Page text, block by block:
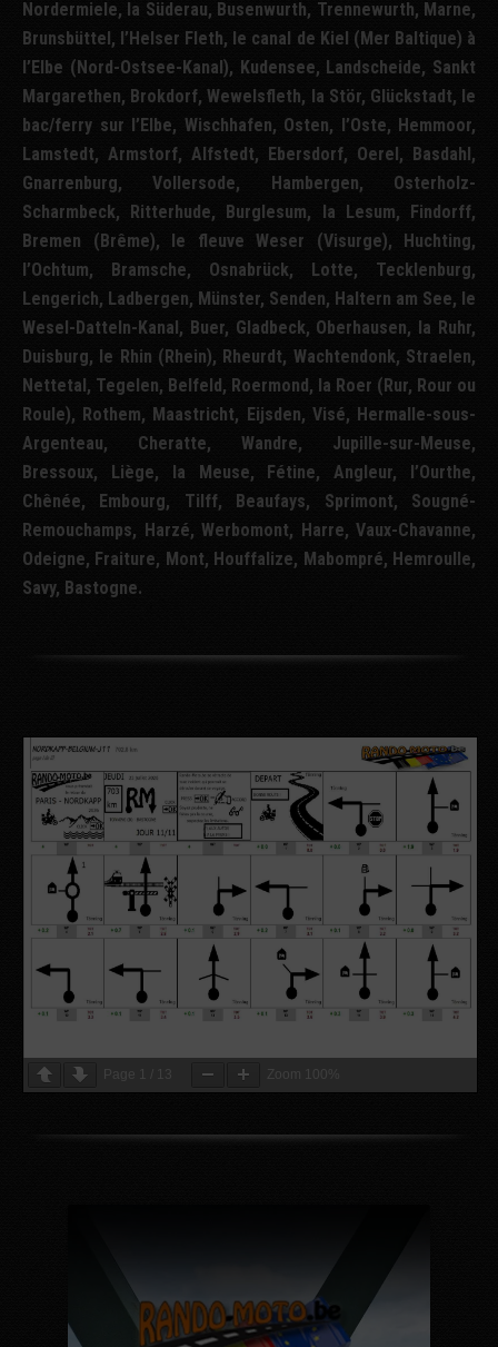
Nordermiele, la Süderau, Busenwurth, Trennewurth, Marne,
Brunsbüttel, l’Helser Fleth, le canal de Kiel (Mer Baltique) à
l’Elbe (Nord-Ostsee-Kanal), Kudensee, Landscheide, Sankt
Margarethen, Brokdorf, Wewelsfleth, la Stör, Glückstadt, le
bac/ferry sur l’Elbe, Wischhafen, Osten, l’Oste, Hemmoor,
Lamstedt, Armstorf, Alfstedt, Ebersdorf, Oerel, Basdahl,
Gnarrenburg, Vollersode, Hambergen, Osterholz-
Scharmbeck, Ritterhude, Burglesum, la Lesum, Findorff,
Bremen (Brême), le fleuve Weser (Visurge), Huchting,
l’Ochtum, Bramsche, Osnabrück, Lotte, Tecklenburg,
Lengerich, Ladbergen, Münster, Senden, Haltern am See, le
Wesel-Datteln-Kanal, Buer, Gladbeck, Oberhausen, la Ruhr,
Duisburg, le Rhin (Rhein), Rheurdt, Wachtendonk, Straelen,
Nettetal, Tegelen, Belfeld, Roermond, la Roer (Rur, Rour ou
Roule), Rothem, Maastricht, Eijsden, Visé, Hermalle-sous-
Argenteau, Cheratte, Wandre, Jupille-sur-Meuse,
Bressoux, Liège, la Meuse, Fétine, Angleur, l’Ourthe,
Chênée, Embourg, Tilff, Beaufays, Sprimont, Sougné-
Remouchamps, Harzé, Werbomont, Harre, Vaux-Chavanne,
Odeigne, Fraiture, Mont, Houffalize, Mabompré, Hemroulle,
Savy, Bastogne.
Page 13 Zoom